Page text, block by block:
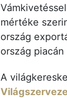
mértéke
ország
ország
A